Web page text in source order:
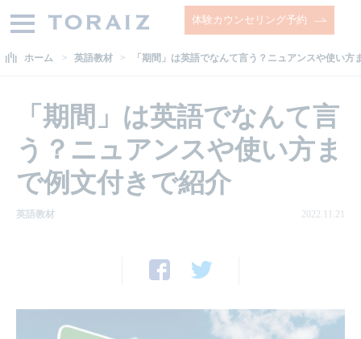
体験カウンセリング予約
ホーム 英語教材 「期間」は英語でなんて言う？ニュアンスや使い方
「期間」は英語でなんて言
う？ニュアンスや使い方ま
で例文付きで紹介
英語教材 2022.11.21